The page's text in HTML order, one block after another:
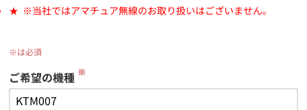
※当社ではアマチュア無線のお取り扱いはございません。
※は必須
ご希望の機種 ※